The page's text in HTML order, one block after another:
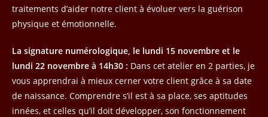
traitements d’aider notre client à évoluer vers la guérison
physique et émotionnelle.
La signature numérologique, le lundi 15 novembre et le
lundi 22 novembre à 14h30 : Dans cet atelier en 2 parties, je
vous apprendrai à mieux cerner votre client grâce à sa date
de naissance. Comprendre s’il est à sa place, ses aptitudes
innées, et celles qu’il doit développer, son fonctionnement